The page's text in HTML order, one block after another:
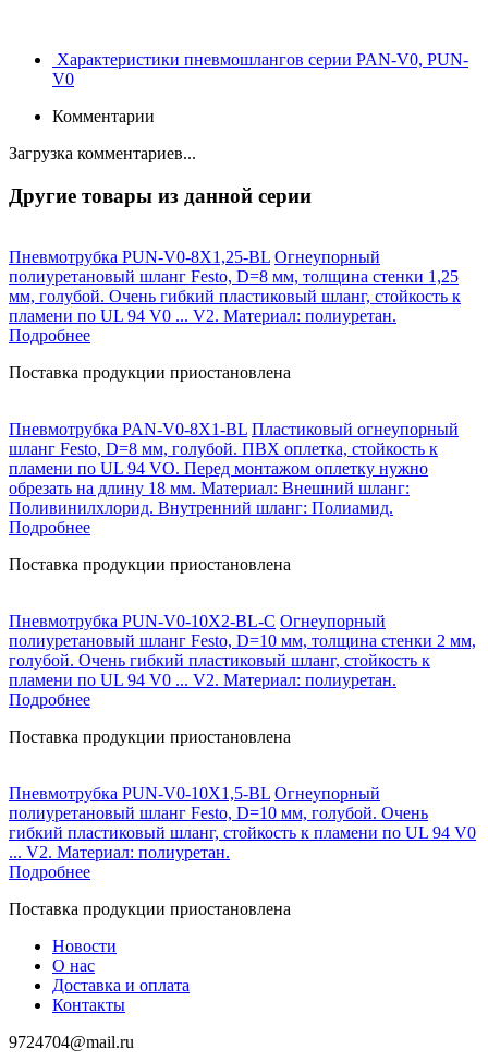
Характеристики пневмошлангов серии PAN-V0, PUN-
V0
Комментарии
Загрузка комментариев...
Другие товары из данной серии
Пневмотрубка PUN-V0-8X1,25-BL Огнеупорный
полиуретановый шланг Festo, D=8 мм, толщина стенки 1,25
мм, голубой. Очень гибкий пластиковый шланг, стойкость к
пламени по UL 94 V0 ... V2. Материал: полиуретан.
Подробнее
Поставка продукции приостановлена
Пневмотрубка PAN-V0-8X1-BL Пластиковый огнеупорный
шланг Festo, D=8 мм, голубой. ПВХ оплетка, стойкость к
пламени по UL 94 VO. Перед монтажом оплетку нужно
обрезать на длину 18 мм. Материал: Внешний шланг:
Поливинилхлорид. Внутренний шланг: Полиамид.
Подробнее
Поставка продукции приостановлена
Пневмотрубка PUN-V0-10X2-BL-C Огнеупорный
полиуретановый шланг Festo, D=10 мм, толщина стенки 2 мм,
голубой. Очень гибкий пластиковый шланг, стойкость к
пламени по UL 94 V0 ... V2. Материал: полиуретан.
Подробнее
Поставка продукции приостановлена
Пневмотрубка PUN-V0-10X1,5-BL Огнеупорный
полиуретановый шланг Festo, D=10 мм, голубой. Очень
гибкий пластиковый шланг, стойкость к пламени по UL 94 V0
... V2. Материал: полиуретан.
Подробнее
Поставка продукции приостановлена
Новости
О нас
Доставка и оплата
Контакты
9724704@mail.ru